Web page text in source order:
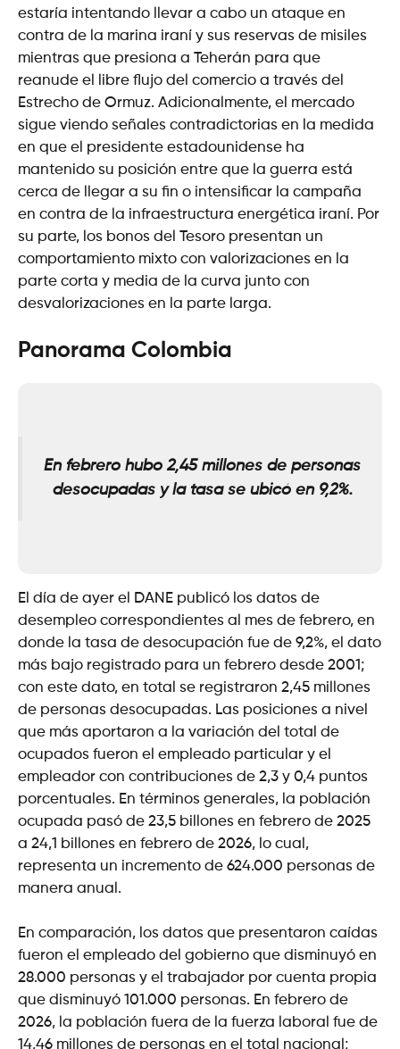
estaría intentando llevar a cabo un ataque en
contra de la marina iraní y sus reservas de misiles
mientras que presiona a Teherán para que
reanude el libre flujo del comercio a través del
Estrecho de Ormuz. Adicionalmente, el mercado
sigue viendo señales contradictorias en la medida
en que el presidente estadounidense ha
mantenido su posición entre que la guerra está
cerca de llegar a su fin o intensificar la campaña
en contra de la infraestructura energética iraní. Por
su parte, los bonos del Tesoro presentan un
comportamiento mixto con valorizaciones en la
parte corta y media de la curva junto con
desvalorizaciones en la parte larga.
Panorama Colombia
En febrero hubo 2,45 millones de personas
desocupadas y la tasa se ubicó en 9,2%.
El día de ayer el DANE publicó los datos de
desempleo correspondientes al mes de febrero, en
donde la tasa de desocupación fue de 9,2%, el dato
más bajo registrado para un febrero desde 2001;
con este dato, en total se registraron 2,45 millones
de personas desocupadas. Las posiciones a nivel
que más aportaron a la variación del total de
ocupados fueron el empleado particular y el
empleador con contribuciones de 2,3 y 0,4 puntos
porcentuales. En términos generales, la población
ocupada pasó de 23,5 billones en febrero de 2025
a 24,1 billones en febrero de 2026, lo cual,
representa un incremento de 624.000 personas de
manera anual.
En comparación, los datos que presentaron caídas
fueron el empleado del gobierno que disminuyó en
28.000 personas y el trabajador por cuenta propia
que disminuyó 101.000 personas. En febrero de
2026, la población fuera de la fuerza laboral fue de
14,46 millones de personas en el total nacional;